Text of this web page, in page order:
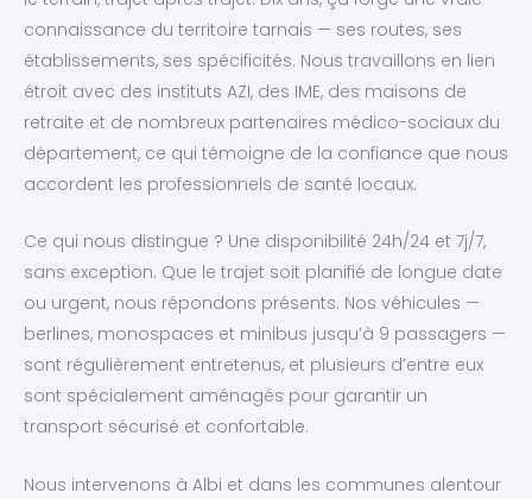
connaissance du territoire tarnais — ses routes, ses
établissements, ses spécificités. Nous travaillons en lien
étroit avec des instituts AZI, des IME, des maisons de
retraite et de nombreux partenaires médico-sociaux du
département, ce qui témoigne de la confiance que nous
accordent les professionnels de santé locaux.
Ce qui nous distingue ? Une disponibilité 24h/24 et 7j/7,
sans exception. Que le trajet soit planifié de longue date
ou urgent, nous répondons présents. Nos véhicules —
berlines, monospaces et minibus jusqu’à 9 passagers —
sont régulièrement entretenus, et plusieurs d’entre eux
sont spécialement aménagés pour garantir un
transport sécurisé et confortable.
Nous intervenons à Albi et dans les communes alentour